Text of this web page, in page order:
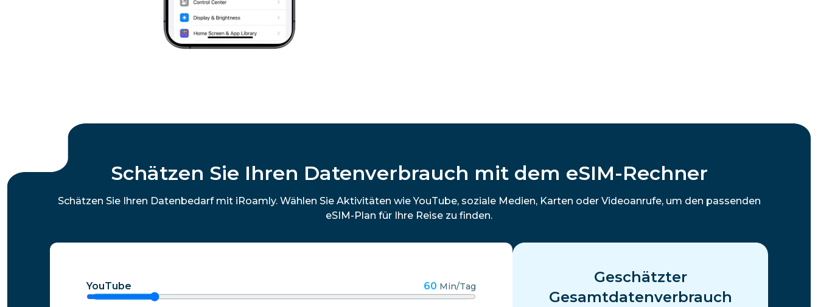
Schätzen Sie Ihren Datenverbrauch mit dem eSIM-Rechner
Schätzen Sie Ihren Datenbedarf mit iRoamly. Wählen Sie Aktivitäten wie YouTube, soziale Medien, Karten oder Videoanrufe, um den passenden
eSIM-Plan für Ihre Reise zu finden.
YouTube 60 Min/Tag
Geschätzter
Gesamtdatenverbrauch